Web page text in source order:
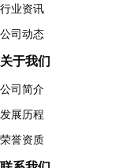
行业资讯
公司动态
关于我们
公司简介
发展历程
荣誉资质